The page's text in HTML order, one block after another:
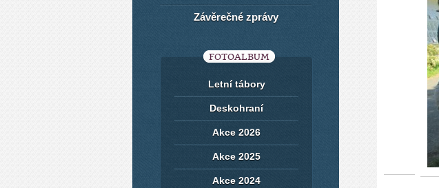
Závěrečné zprávy
FOTOALBUM
Letní tábory
Deskohraní
Akce 2026
Akce 2025
Akce 2024